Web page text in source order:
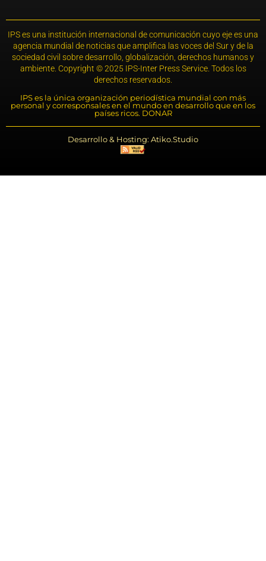
IPS es una institución internacional de comunicación cuyo eje es una
agencia mundial de noticias que amplifica las voces del Sur y de la
sociedad civil sobre desarrollo, globalización, derechos humanos y
ambiente. Copyright © 2025 IPS-Inter Press Service. Todos los
derechos reservados.
IPS es la única organización periodística mundial con más
personal y corresponsales en el mundo en desarrollo que en los
países ricos. DONAR
Desarrollo & Hosting: Atiko.Studio